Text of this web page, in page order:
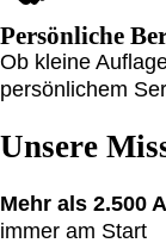
Persönliche
Ob kleine
persönlichem
Unsere
Mehr als 2.500
immer am Start